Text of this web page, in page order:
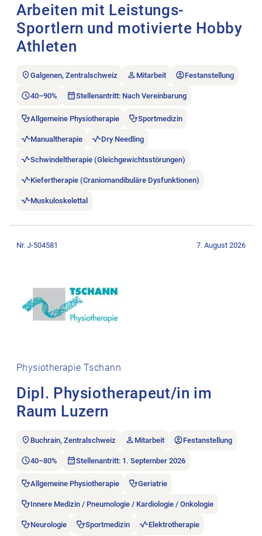
Arbeiten mit Leistungs-
Sportlern und motivierte Hobby
Athleten
Galgenen, Zentralschweiz Mitarbeit Festanstellung
40–90% Stellenantritt: Nach Vereinbarung
Allgemeine Physiotherapie Sportmedizin
Manualtherapie Dry Needling
Schwindeltherapie (Gleichgewichtsstörungen)
Kiefertherapie (Craniomandibuläre Dysfunktionen)
Muskuloskelettal
Physiotherapie Tschann
Dipl. Physiotherapeut/in im
Raum Luzern
Nr. J-504581 7. August 2026
Buchrain, Zentralschweiz Mitarbeit Festanstellung
40–80% Stellenantritt: 1. September 2026
Allgemeine Physiotherapie Geriatrie
Innere Medizin / Pneumologie / Kardiologie / Onkologie
Neurologie Sportmedizin Elektrotherapie